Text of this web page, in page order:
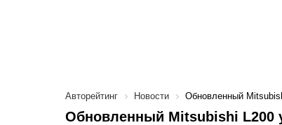
Авторейтинг Новости Обновленный
Обновленный Mitsubishi L200